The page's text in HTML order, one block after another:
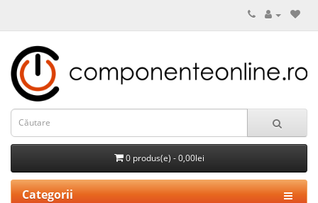
0 produs(e) - 0,00lei
Categorii